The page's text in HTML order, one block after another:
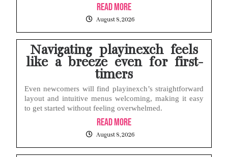
Read More
August 8, 2026
Navigating playinexch feels
like a breeze even for first-
timers
Even newcomers will find playinexch’s straightforward
layout and intuitive menus welcoming, making it easy
to get started without feeling overwhelmed.
Read More
August 8, 2026